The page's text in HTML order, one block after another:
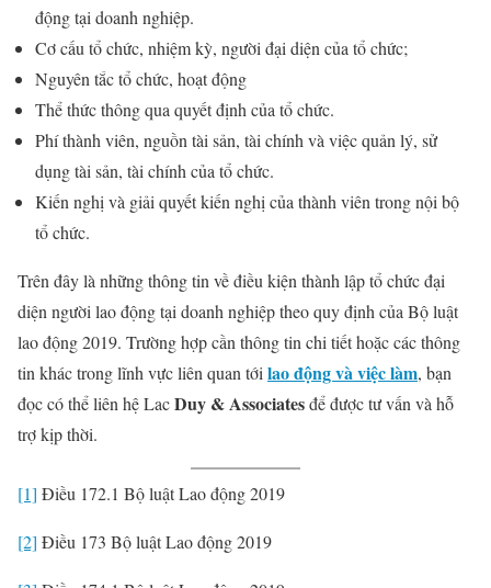
động tại doanh nghiệp.
Cơ cấu tổ chức, nhiệm kỳ, người đại diện của tổ chức;
Nguyên tắc tổ chức, hoạt động
Thể thức thông qua quyết định của tổ chức.
Phí thành viên, nguồn tài sản, tài chính và việc quản lý, sử
dụng tài sản, tài chính của tổ chức.
Kiến nghị và giải quyết kiến nghị của thành viên trong nội bộ
tổ chức.
Trên đây là những thông tin về điều kiện thành lập tổ chức đại
diện người lao động tại doanh nghiệp theo quy định của Bộ luật
lao động 2019. Trường hợp cần thông tin chi tiết hoặc các thông
tin khác trong lĩnh vực liên quan tới lao động và việc làm, bạn
đọc có thể liên hệ LacDuy & Associatesđể được tư vấn và hỗ
trợ kịp thời.
[1] Điều 172.1 Bộ luật Lao động 2019
[2] Điều 173 Bộ luật Lao động 2019